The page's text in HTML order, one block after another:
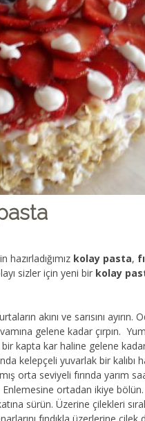
kolay pasta,
sizler için yeni bir kolay
akını ve sarısını ayırın.
gelene kadar çırpın.
kapta kar haline gelene
kelepçeli yuvarlak bir kalıbı
orta seviyeli fırında yarım
Enlemesine ortadan ikiye
sürün. Üzerine çilekleri